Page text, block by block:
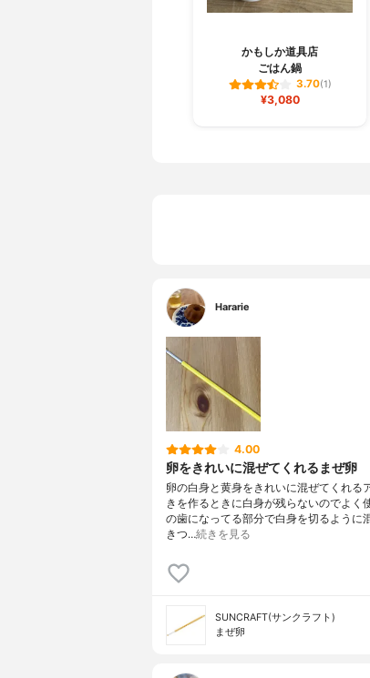
かもしか道具店
ごはん鍋
3.70(1)
¥3,080
Hararie
4.00
卵をきれいに混ぜてくれるまぜ卵
卵の白身と黄身をきれいに混ぜてくれる
きを作るときに白身が残らないのでよく
の歯になってる部分で白身を切るように
きつ…続きを見る
SUNCRAFT(サンクラフト)
まぜ卵